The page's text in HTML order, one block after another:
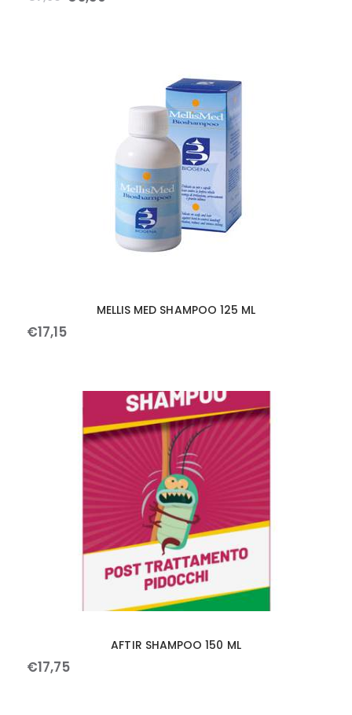
MELLIS MED SHAMPOO 125 ML
€17,15
AFTIR SHAMPOO 150 ML
€17,75